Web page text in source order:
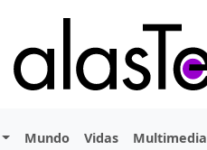
Mundo Vidas Multimedia